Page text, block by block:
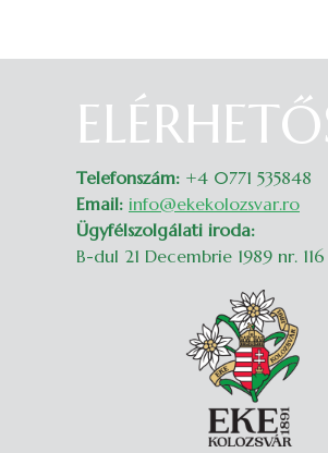
Telefonszám: +4 0771 535848
Email: info@ekekolozsvar.ro
Ügyfélszolgálati iroda:
B-dul 21 Decembrie 1989 nr. 116